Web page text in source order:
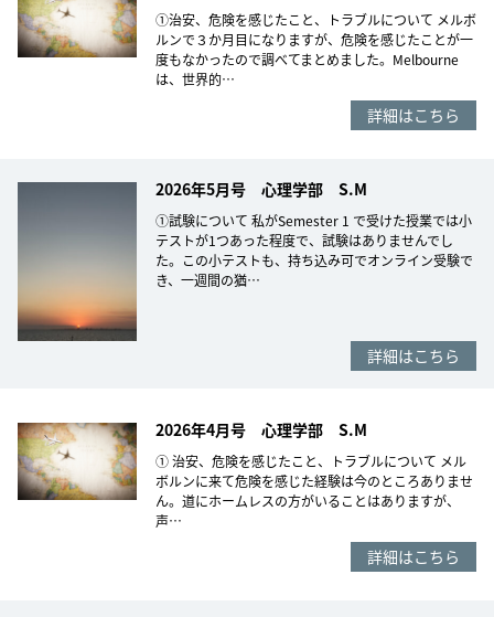
①治安、危険を感じたこと、トラブルについて メルボ
ルンで３か月目になりますが、危険を感じたことが一
度もなかったので調べてまとめました。Melbourne
は、世界的…
詳細はこちら
2026年5月号 心理学部 S.M
①試験について 私がSemester 1 で受けた授業では小
テストが1つあった程度で、試験はありませんでし
た。この小テストも、持ち込み可でオンライン受験で
き、一週間の猶…
詳細はこちら
2026年4月号 心理学部 S.M
① 治安、危険を感じたこと、トラブルについて メル
ボルンに来て危険を感じた経験は今のところありませ
ん。道にホームレスの方がいることはありますが、
声…
詳細はこちら